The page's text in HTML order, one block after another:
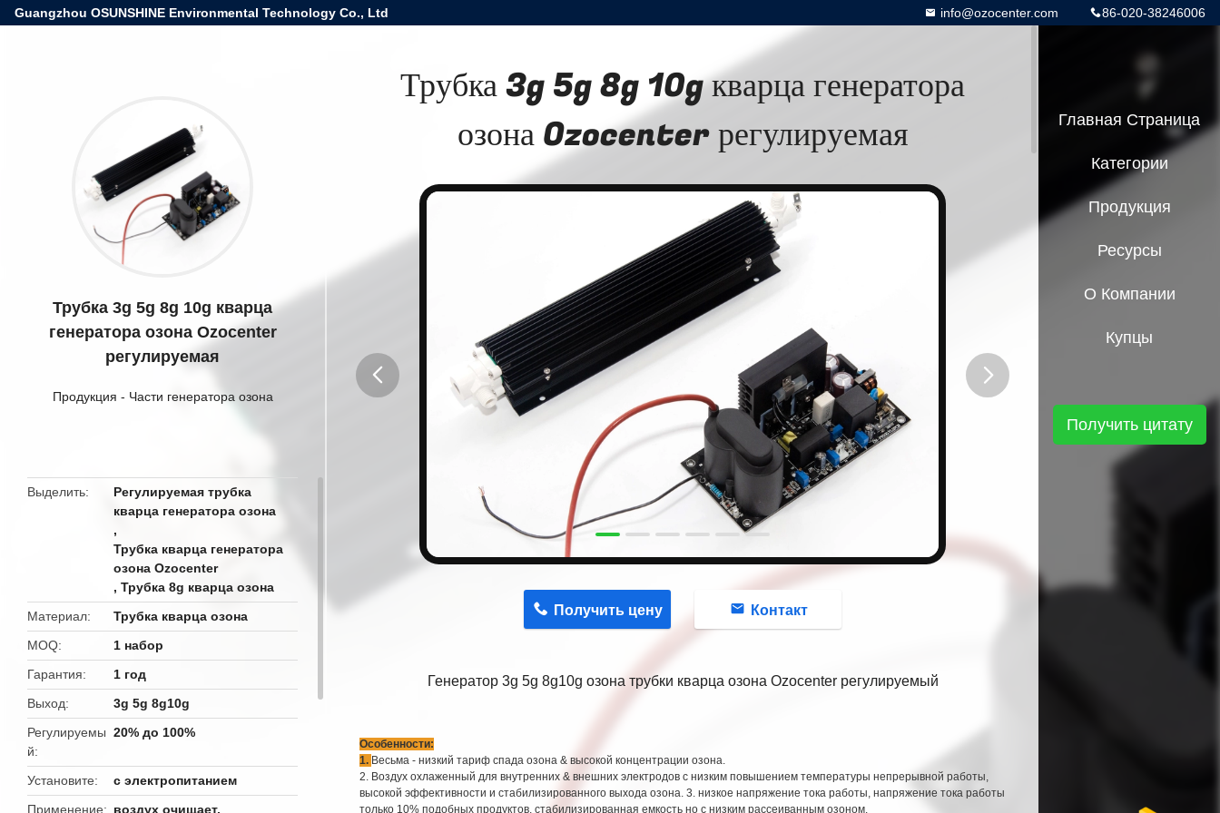
Guangzhou OSUNSHINE Environmental Technology Co., Ltd 86-020-38246006
info@ozocenter.com
Трубка 3g 5g 8g 10g кварца
генератора озона Ozocenter
регулируемая
Продукция - Части генератора озона
Выделить
Регулируемая трубка
кварца генератора озона
,
Трубка кварца генератора
озона Ozocenter
,Трубка 8g кварца озона
Материал
Трубка кварца озона
MOQ
1 набор
Гарантия
1 год
Выход
3g 5g 8g10g
Регулируемы
й
20% до 100%
Установите
с электропитанием
Применение
воздух очищает,
Трубка 3g 5g 8g 10g кварца генератора
озона Ozocenter регулируемая
Получить цену Контакт
Генератор 3g 5g 8g10g озона трубки кварца озона Ozocenter регулируемый
Особенности:
1. Весьма - низкий тариф спада озона & высокой концентрации озона.
2. Воздух охлаженный для внутренних & внешних электродов с низким повышением температуры непрерывной работы,
высокой эффективности и стабилизированного выхода озона. 3. низкое напряжение тока работы, напряжение тока работы
только 10% подобных продуктов, стабилизированная емкость но с низким рассеиванным озоном.
Главная Страница
Категории
Продукция
Ресурсы
О Компании
Купцы
Получить цитату